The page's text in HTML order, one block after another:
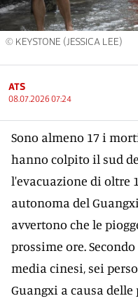
© KEYSTONE (JESSICA LEE)
ATS
08.07.2026 07:24
Sono almeno 17 i
hanno colpito il sud
l'evacuazione di oltre
autonoma del
avvertono che le
prossime ore.
media cinesi, sei
Guangxi a causa